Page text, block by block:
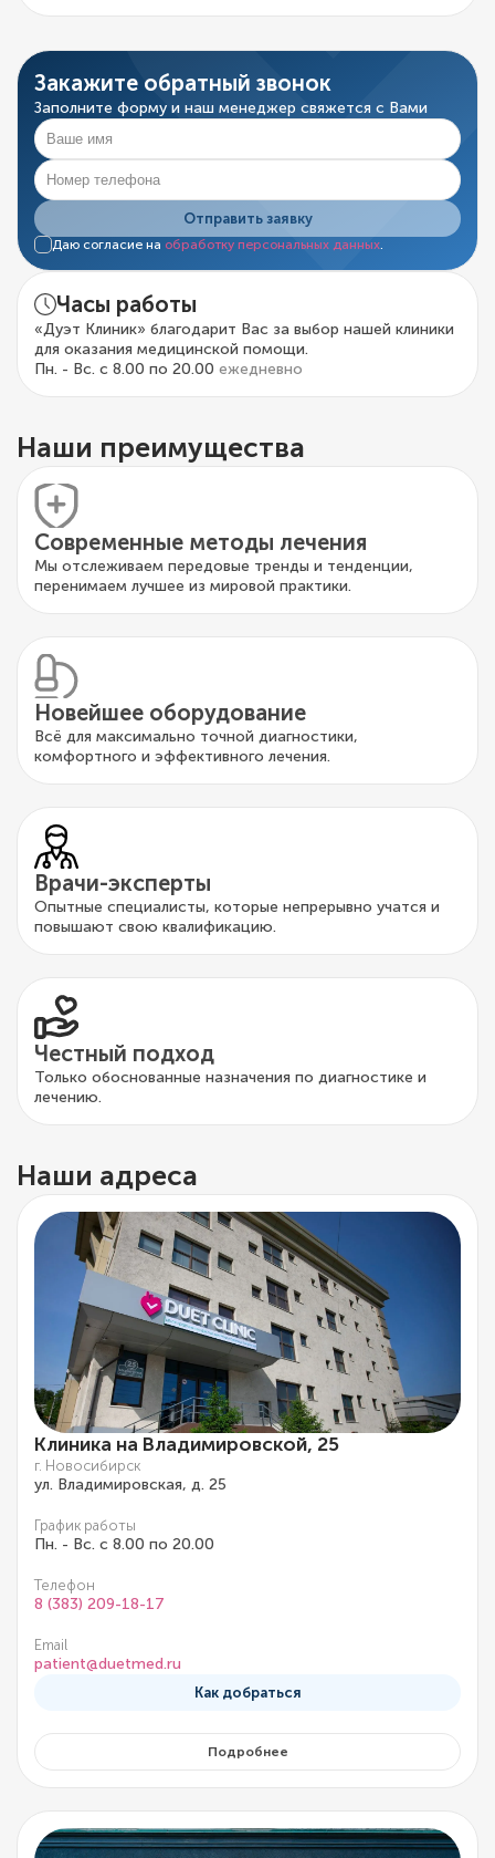
Закажите обратный звонок
Заполните форму и наш менеджер свяжется с Вами
Отправить заявку
Даю согласие на обработку персональных данных.
Часы работы
«Дуэт Клиник» благодарит Вас за выбор нашей клиники
для оказания медицинской помощи.
Пн. - Вс. с 8.00 по 20.00 ежедневно
Наши преимущества
Современные методы лечения
Мы отслеживаем передовые тренды и тенденции,
перенимаем лучшее из мировой практики.
Новейшее оборудование
Всё для максимально точной диагностики,
комфортного и эффективного лечения.
Врачи-эксперты
Опытные специалисты, которые непрерывно учатся и
повышают свою квалификацию.
Честный подход
Только обоснованные назначения по диагностике и
лечению.
Наши адреса
Клиника на Владимировской, 25
г. Новосибирск
ул. Владимировская, д. 25
График работы
Пн. - Вс. с 8.00 по 20.00
Телефон
8 (383) 209-18-17
Email
patient@duetmed.ru
Как добраться
Подробнее